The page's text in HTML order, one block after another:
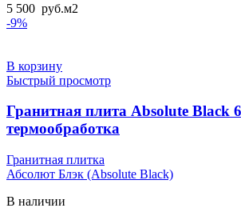
5 500 руб.м2
-9%
В корзину
Быстрый просмотр
Гранитная плита Absolute Black
термообработка
Гранитная плитка
Абсолют Блэк (Absolute Black)
В наличии